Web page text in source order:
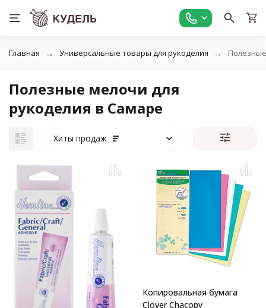
Главная Универсальные товары для рукоделия
Полезные мелочи для
рукоделия в Самаре
Хиты продаж
Копировальная бумага
Clover Chacopy